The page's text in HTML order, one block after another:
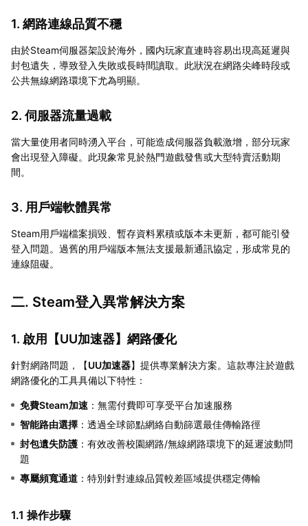
1. 網路連線品質不穩
由於Steam伺服器架設於海外，國内玩家直連時容易出現高延遲與
封包遺失，導致登入失敗或長時間讀取。此狀況在網路尖峰時段或
公共無線網路環境下尤為明顯。
2. 伺服器流量過載
當大量使用者同時湧入平台，可能造成伺服器負載激增，部分玩家
會出現登入障礙。此現象常見於熱門遊戲發售或大型特賣活動期
間。
3. 用戶端軟體異常
Steam用戶端檔案損毀、暫存資料累積或版本未更新，都可能引發
登入問題。過舊的用戶端版本無法支援最新通訊協定，形成常見的
連線阻礙。
二. Steam登入異常解決方案
1. 啟用【UU加速器】網路優化
針對網路問題，【UU加速器】提供專業解決方案。這款專注於遊戲
網路優化的工具具備以下特性：
免費Steam加速 ：無需付費即可享受平台加速服務
智能路由選擇 ：透過全球節點網絡自動篩選最佳傳輸路徑
封包遺失防護 ：有效改善校園網路/無線網路環境下的延遲波動問
題
專屬頻寬通道 ：特別針對連線品質較差區域提供穩定傳輸
1.1 操作步驟